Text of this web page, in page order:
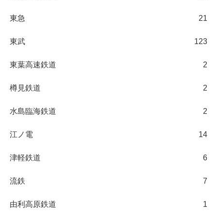
東急 21
東武 123
東葉高速鉄道 2
樽見鉄道 2
水島臨海鉄道 2
江ノ電 14
津軽鉄道 6
流鉄 7
由利高原鉄道 1